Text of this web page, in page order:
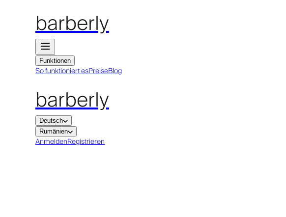
barberly
Funktionen
So funktioniert esPreiseBlog
barberly
Deutsch
Rumänien
AnmeldenRegistrieren